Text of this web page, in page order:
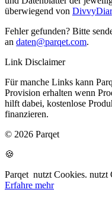
überwiegend von
Fehler gefunden? Bitte
an daten@parqet.com.
Link Disclaimer
Für manche Links kann
Provision erhalten wenn
hilft dabei, kostenlose
finanzieren.
© 2026 Parqet
🍪
Parqet nutzt Cookies. nutzt
Erfahre mehr